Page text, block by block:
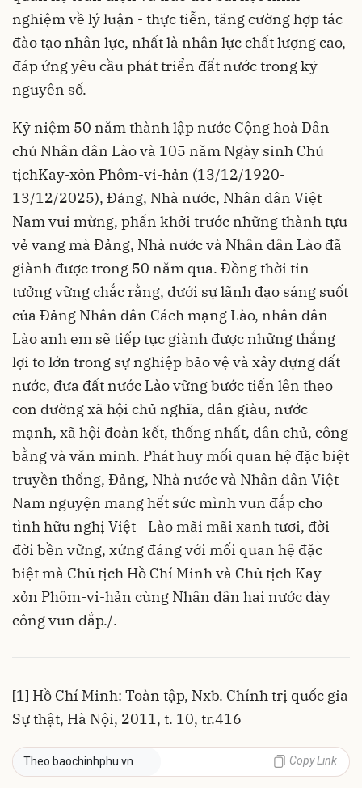
nghiệm về lý luận - thực tiễn, tăng cường hợp tác
đào tạo nhân lực, nhất là nhân lực chất lượng cao,
đáp ứng yêu cầu phát triển đất nước trong kỷ
nguyên số.
Kỷ niệm 50 năm thành lập nước Cộng hoà Dân
chủ Nhân dân Lào và 105 năm Ngày sinh Chủ
tịchKay-xỏn Phôm-vi-hản (13/12/1920-
13/12/2025), Đảng, Nhà nước, Nhân dân Việt
Nam vui mừng, phấn khởi trước những thành tựu
vẻ vang mà Đảng, Nhà nước và Nhân dân Lào đã
giành được trong 50 năm qua. Đồng thời tin
tưởng vững chắc rằng, dưới sự lãnh đạo sáng suốt
của Ðảng Nhân dân Cách mạng Lào, nhân dân
Lào anh em sẽ tiếp tục giành được những thắng
lợi to lớn trong sự nghiệp bảo vệ và xây dựng đất
nước, đưa đất nước Lào vững bước tiến lên theo
con đường xã hội chủ nghĩa, dân giàu, nước
mạnh, xã hội đoàn kết, thống nhất, dân chủ, công
bằng và văn minh. Phát huy mối quan hệ đặc biệt
truyền thống, Đảng, Nhà nước và Nhân dân Việt
Nam nguyện mang hết sức mình vun đắp cho
tình hữu nghị Việt - Lào mãi mãi xanh tươi, đời
đời bền vững, xứng đáng với mối quan hệ đặc
biệt mà Chủ tịch Hồ Chí Minh và Chủ tịch Kay-
xỏn Phôm-vi-hản cùng Nhân dân hai nước dày
công vun đắp./.
[1] Hồ Chí Minh: Toàn tập, Nxb. Chính trị quốc gia
Sự thật, Hà Nội, 2011, t. 10, tr.416
Theo baochinhphu.vn Copy Link